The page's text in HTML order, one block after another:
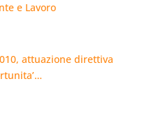
e Lavoro
attuazione direttiva